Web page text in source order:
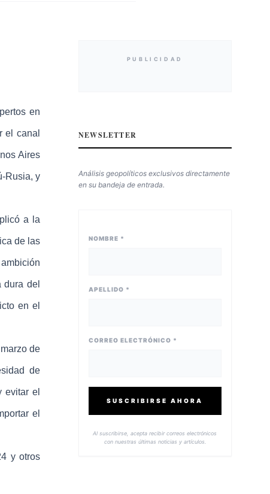
en
el canal
Aires
Rusia, y
a la
de las
del
en el
de
de
evitar el
el
y otros
PUBLICIDAD
NEWSLETTER
Análisis geopolíticos exclusivos directamente
en su bandeja de entrada.
NOMBRE *
APELLIDO *
CORREO ELECTRÓNICO *
SUSCRIBIRSE AHORA
Al suscribirse, acepta recibir correos electrónicos
con nuestras últimas noticias y artículos.